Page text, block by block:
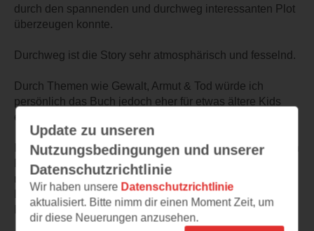
durch den spannenden und durchweg interessanten Plot
überzeugen konnte.
Durchweg ist die Story sehr atmosphärisch und fesselnd.
Durch Themen wie Gewalt, Armut & Tod würde ich
persönlich das Buch jedoch eher für etwas ältere Kids
empfehlen.
Insgesamt ein spannender Kinder-Krimi mit einer mutigen
Protagonistin von der ich gerne mehr hören/lesen
möchte. Von mir gibt es eine klare Hör- bzw.
Leseempfehlung für alle Fans von atmosphärischen
Kinder-Krimis mit einer starken Protagonistin.
Update zu unseren
Nutzungsbedingungen und unserer
Datenschutzrichtlinie
Wir haben unsere Datenschutzrichtlinie
aktualisiert. Bitte nimm dir einen Moment Zeit, um
dir diese Neuerungen anzusehen.